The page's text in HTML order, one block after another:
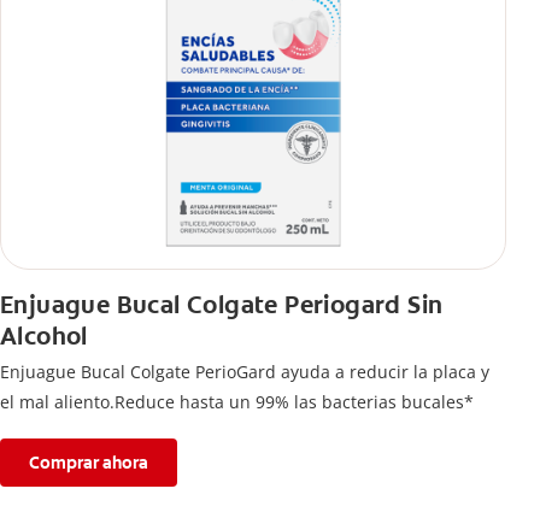
Enjuague Bucal Colgate Periogard Sin
Alcohol
Enjuague Bucal Colgate PerioGard ayuda a reducir la placa y
el mal aliento.Reduce hasta un 99% las bacterias bucales*
Comprar ahora